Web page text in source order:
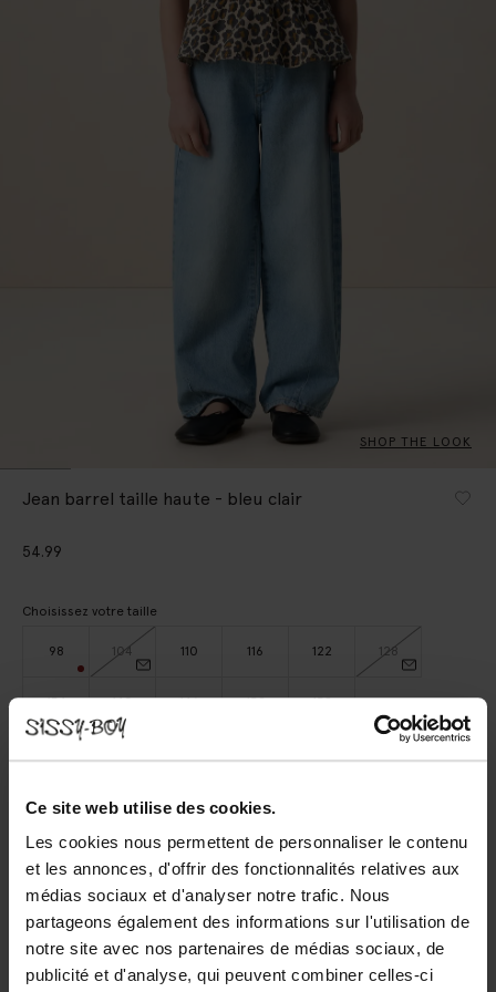
Ce site web utilise des cookies.
Les cookies nous permettent de personnaliser le contenu
et les annonces, d'offrir des fonctionnalités relatives aux
médias sociaux et d'analyser notre trafic. Nous
partageons également des informations sur l'utilisation de
notre site avec nos partenaires de médias sociaux, de
publicité et d'analyse, qui peuvent combiner celles-ci
SHOP THE LOOK
Jean barrel taille haute - bleu clair
54.99
Choisissez votre taille
98 104 110 116 122 128
134 140 146 152 158
Livraison rapide
Délai de rétractation de 14 jours
DESCRIPTION
Jean barrel bleu clair de Sissy-Boy. Le pantalon a une taille